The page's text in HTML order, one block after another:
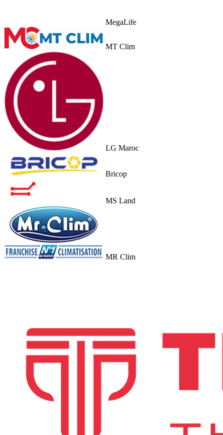
MegaLife
MT Clim
LG Maroc
Bricop
MS Land
MR Clim